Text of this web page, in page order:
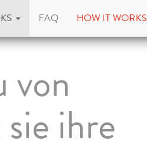
FAQ HOW IT WORKS
von
ihre